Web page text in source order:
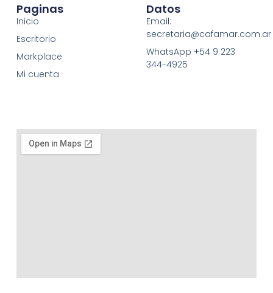
Paginas
Inicio
Escritorio
Markplace
Mi cuenta
Datos
Email:
secretaria@cafamar.com.ar
WhatsApp +54 9 223
344-4925